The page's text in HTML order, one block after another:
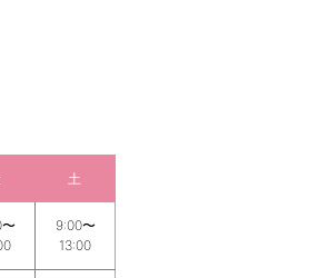
土
9:00〜
13:00